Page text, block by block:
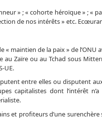
» ; « cohorte héroïque » ; «
de nos intérêts » etc.
maintien de la paix » de l’ONU
au Zaïre ou au Tchad sous
UE.
entre elles ou disputent
capitalistes dont l’intérêt
et profiteurs d’une surenchère